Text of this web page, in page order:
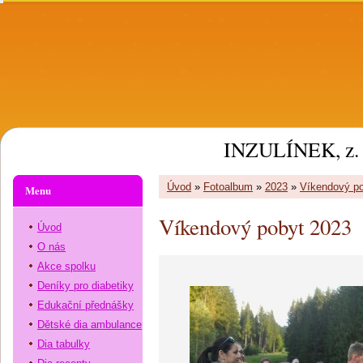
INZULÍNEK, z.
Úvod » Fotoalbum » 2023 » Víkendový
Víkendový pobyt 2023
Menu
Úvod
O nás
Akce spolku
Deníky pro diabetiky
Edukační přednášky
Dětské dia ambulance
Dia tabulky